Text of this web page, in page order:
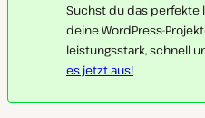
Suchst du das perfekte
deine WordPress-
leistungsstark, schnell
es jetzt aus!